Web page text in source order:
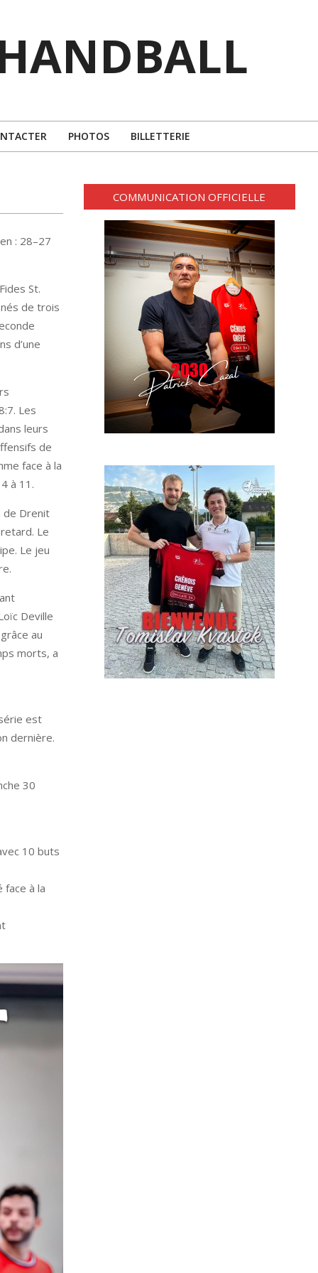
PHOTOS BILLETTERIE
: 28–27
St.
de trois
d’une
Les
leurs
de
face à la
à 11.
de Drenit
Le
Le jeu
Deville
au
morts, a
est
dernière.
30
10 buts
face à la
COMMUNICATION OFFICIELLE